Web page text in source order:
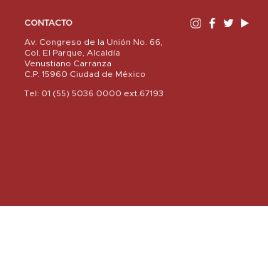
CONTACTO
Av. Congreso de la Unión No. 66,
Col. El Parque, Alcaldía
Venustiano Carranza
C.P. 15960 Ciudad de México
Tel: 01 (55) 5036 0000 ext.67193